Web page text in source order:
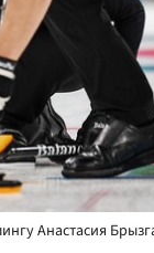
Анастасия